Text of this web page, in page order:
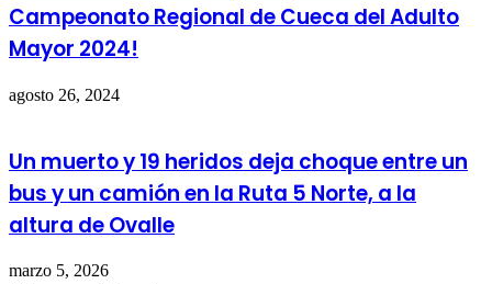
Campeonato Regional de Cueca del Adulto
Mayor 2024!
agosto 26, 2024
Un muerto y 19 heridos deja choque entre un
bus y un camión en la Ruta 5 Norte, a la
altura de Ovalle
marzo 5, 2026